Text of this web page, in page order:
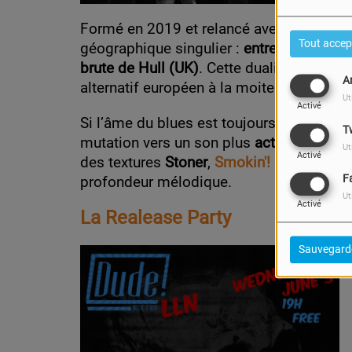
Tout
Activé
Activé
Activé
Formé en 2019 et relancé avec force en
géographique singulier : entre les
brute de Hull (UK). Cette dualité se
alternatif européen à la moiteur d'un
Si l’âme du blues est toujours présente
mutation vers un son plus actuel et
des textures Stoner, Smokin'! propose
profondeur mélodique.
La Realease Party